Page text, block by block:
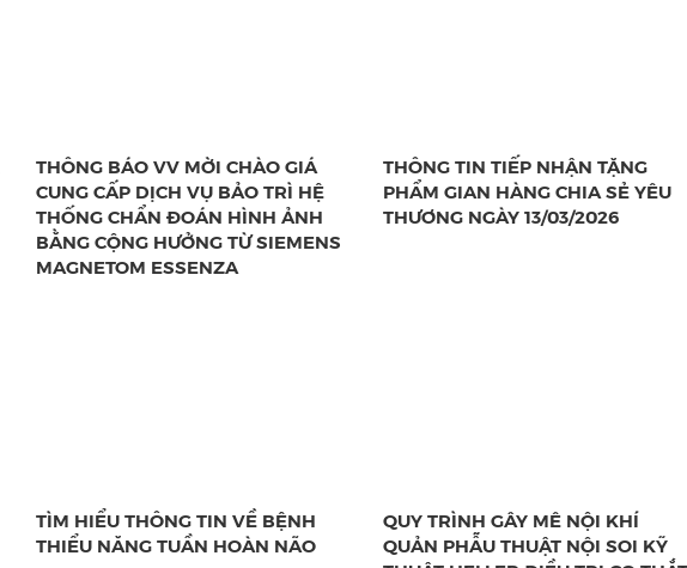
THÔNG BÁO VV MỜI CHÀO GIÁ
CUNG CẤP DỊCH VỤ BẢO TRÌ HỆ
THỐNG CHẨN ĐOÁN HÌNH ẢNH
BẰNG CỘNG HƯỞNG TỪ SIEMENS
MAGNETOM ESSENZA
THÔNG TIN TIẾP NHẬN TẶNG
PHẨM GIAN HÀNG CHIA SẺ YÊU
THƯƠNG NGÀY 13/03/2026
TÌM HIỂU THÔNG TIN VỀ BỆNH
THIỂU NĂNG TUẦN HOÀN NÃO
QUY TRÌNH GÂY MÊ NỘI KHÍ
QUẢN PHẪU THUẬT NỘI SOI KỸ